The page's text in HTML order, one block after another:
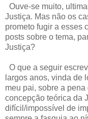
Ouve-se muito,
Justiça. Mas não os
prometo fugir a esses
posts sobre o tema,
Justiça?
O que a seguir
largos anos, vinda de
meu pai, sobre a pena
concepção teórica da
difícil/impossível de